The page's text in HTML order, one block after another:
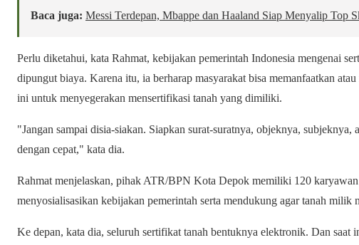
Baca juga: Messi Terdepan, Mbappe dan Haaland Siap Menyalip Top
Perlu diketahui, kata Rahmat, kebijakan pemerintah Indonesia mengenai
dipungut biaya. Karena itu, ia berharap masyarakat bisa memanfaatkan
ini untuk menyegerakan mensertifikasi tanah yang dimiliki.
"Jangan sampai disia-siakan. Siapkan surat-suratnya, objeknya, subjeknya,
dengan cepat," kata dia.
Rahmat menjelaskan, pihak ATR/BPN Kota Depok memiliki 120 karyawan
menyosialisasikan kebijakan pemerintah serta mendukung agar tanah milik
Ke depan, kata dia, seluruh sertifikat tanah bentuknya elektronik. Dan saat